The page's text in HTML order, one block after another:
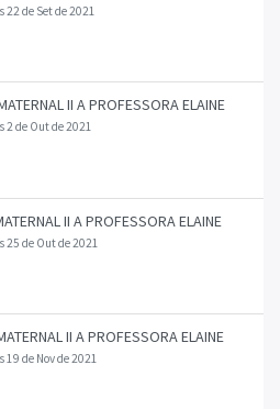
22 de Set de 2021
II A PROFESSORA ELAINE
2 de Out de 2021
II A PROFESSORA ELAINE
25 de Out de 2021
II A PROFESSORA ELAINE
19 de Nov de 2021